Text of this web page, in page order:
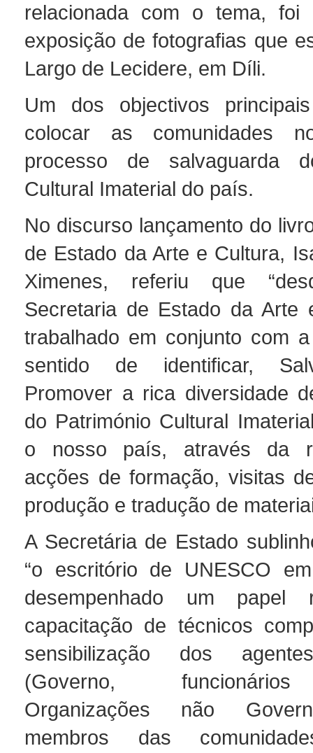
relacionada com o tema, foi
exposição de fotografias que
Largo de Lecidere, em Díli.
Um dos objectivos
colocar as comunidades
processo de salvaguarda
Cultural Imaterial do país.
No discurso lançamento do
de Estado da Arte e Cultura,
Ximenes, referiu que
Secretaria de Estado da Arte
trabalhado em conjunto com
sentido de identificar,
Promover a rica diversidade
do Património Cultural
o nosso país, através da
acções de formação, visitas
produção e tradução de
A Secretária de Estado
“o escritório de UNESCO
desempenhado um papel
capacitação de técnicos
sensibilização dos
(Governo,
Organizações não
membros das